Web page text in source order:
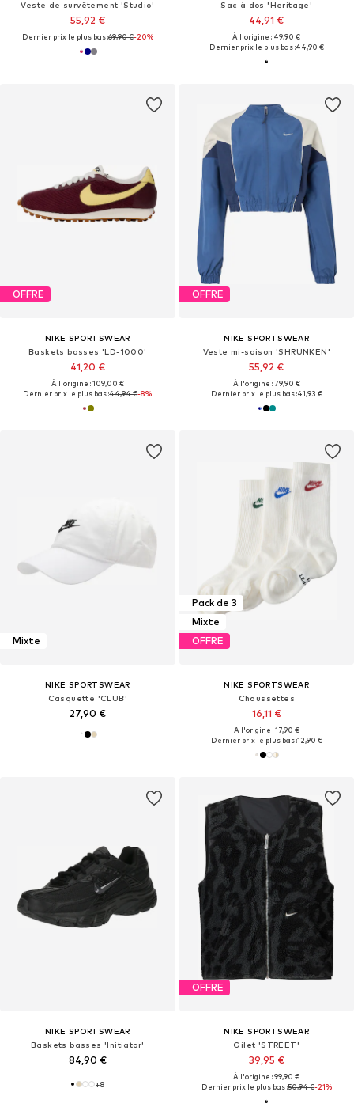
Veste de survêtement 'Studio'
55,92 €
Dernier prix le plus bas :69,90 €-20%
Sac à dos 'Heritage'
44,91 €
À l'origine : 49,90 €
Dernier prix le plus bas :44,90 €
OFFRE
NIKE SPORTSWEAR
Baskets basses 'LD-1000'
41,20 €
À l'origine : 109,00 €
Dernier prix le plus bas :44,94 €-8%
OFFRE
NIKE SPORTSWEAR
Veste mi-saison 'SHRUNKEN'
55,92 €
À l'origine : 79,90 €
Dernier prix le plus bas :41,93 €
Mixte
NIKE SPORTSWEAR
Casquette 'CLUB'
27,90 €
Pack de 3
Mixte
OFFRE
NIKE SPORTSWEAR
Chaussettes
16,11 €
À l'origine : 17,90 €
Dernier prix le plus bas :12,90 €
NIKE SPORTSWEAR
Baskets basses 'Initiator'
84,90 €
+8
OFFRE
NIKE SPORTSWEAR
Gilet 'STREET'
39,95 €
À l'origine : 99,90 €
Dernier prix le plus bas :50,94 €-21%